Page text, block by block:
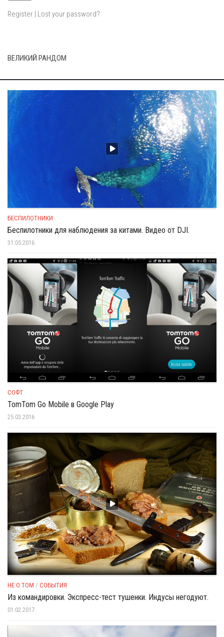
Register | Lost your password?
ВЕЛИКИЙ РАНДОМ
БЕСПИЛОТНИКИ
Беспилотники для наблюдения за китами. Видео от DJI.
31.05.2016
СОФТ
TomTom Go Mobile в Google Play
25.03.2016
НЕ О ТОМ / СОБЫТИЯ
Из командировки. Экспресс-тест тушенки. Индусы негодуют.
01.02.2017